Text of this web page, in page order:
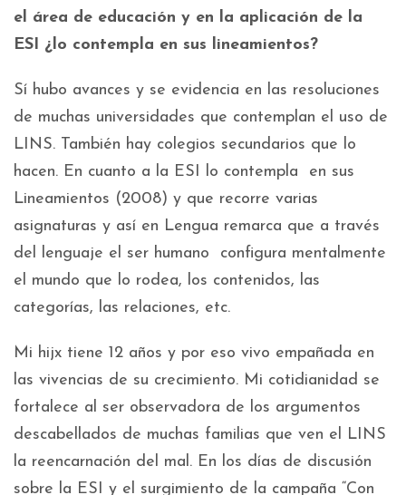
el área de educación y en la aplicación de la
ESI ¿lo contempla en sus lineamientos?
Sí hubo avances y se evidencia en las resoluciones
de muchas universidades que contemplan el uso de
LINS. También hay colegios secundarios que lo
hacen. En cuanto a la ESI lo contempla en sus
Lineamientos (2008) y que recorre varias
asignaturas y así en Lengua remarca que a través
del lenguaje el ser humano configura mentalmente
el mundo que lo rodea, los contenidos, las
categorías, las relaciones, etc.
Mi hijx tiene 12 años y por eso vivo empañada en
las vivencias de su crecimiento. Mi cotidianidad se
fortalece al ser observadora de los argumentos
descabellados de muchas familias que ven el LINS
la reencarnación del mal. En los días de discusión
sobre la ESI y el surgimiento de la campaña “Con